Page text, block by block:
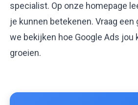
specialist. Op onze homepage
je kunnen betekenen. Vraag een
we bekijken hoe Google Ads jou
groeien.